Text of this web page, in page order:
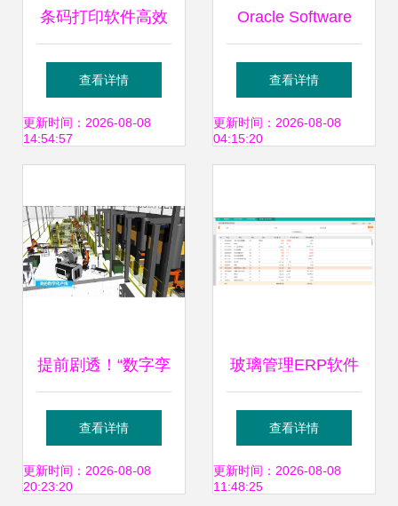
条码打印软件高效
批量生成69商品条
码的方法
查看详情
更新时间：2026-08-08
14:54:57
Oracle Software
Pricing: Modeling
Method Analysis
Model (Abstract
Research Paper
Simulation
Modeling
Construction Basis
查看详情
更新时间：2026-08-08
04:15:20
提前剧透！“数字孪
生、万物互联”揭开
工业仿真神秘面纱
查看详情
更新时间：2026-08-08
20:23:20
玻璃管理ERP软件
最新推荐 工厂玻璃
生产线排单调度一
查看详情
更新时间：2026-08-08
11:48:25